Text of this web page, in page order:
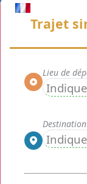
CLASSE VAN